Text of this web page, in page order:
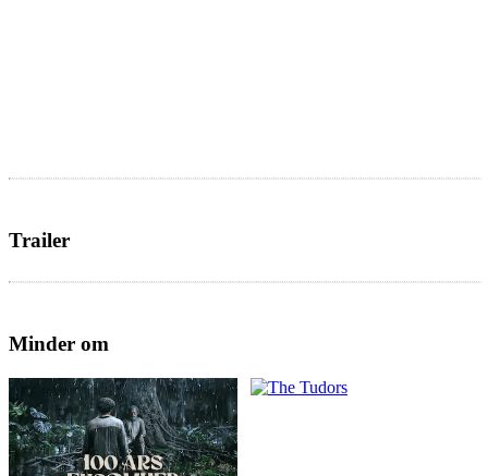
Trailer
Minder om